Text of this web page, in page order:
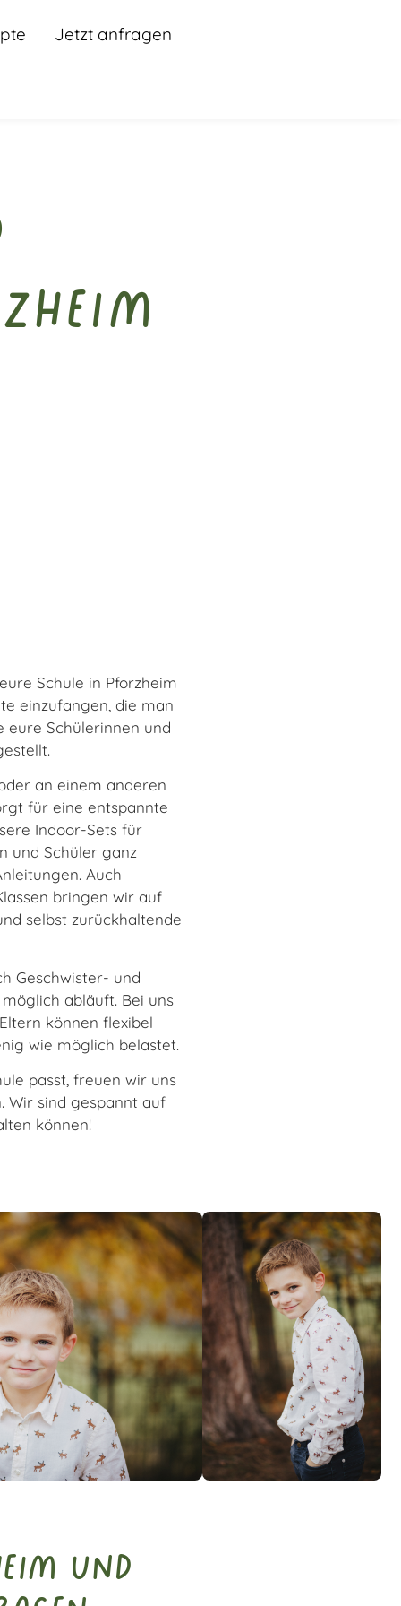
Jetzt anfragen
Schule in Pforzheim
einzufangen, die man
eure Schülerinnen und
an einem anderen
für eine entspannte
Indoor-Sets für
und Schüler ganz
Auch
bringen wir auf
selbst zurückhaltende
Geschwister- und
abläuft. Bei uns
können flexibel
wie möglich belastet.
passt, freuen wir uns
Wir sind gespannt auf
können!
und